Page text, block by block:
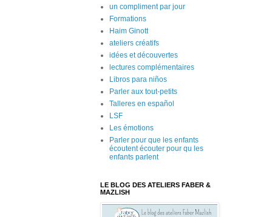
un compliment par jour
Formations
Haim Ginott
ateliers créatifs
idées et découvertes
lectures complémentaires
Libros para niños
Parler aux tout-petits
Talleres en español
LSF
Les émotions
Parler pour que les enfants
écoutent écouter pour qu les
enfants parlent
LE BLOG DES ATELIERS FABER &
MAZLISH